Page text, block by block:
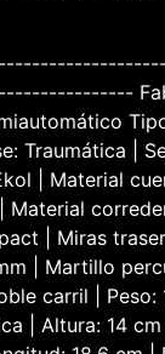
Traumática |
| Material
Material
| Miras
| Martillo
carril | Peso:
| Altura: 14